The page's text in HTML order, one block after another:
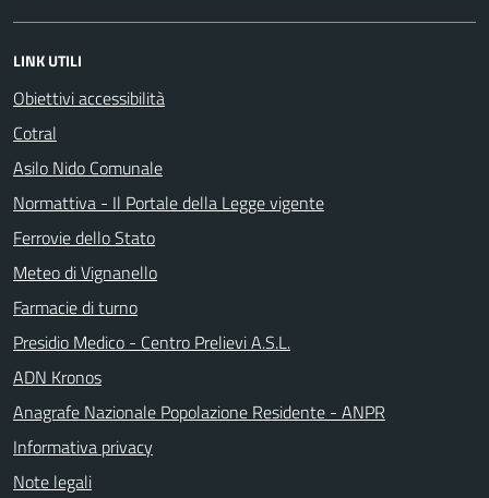
LINK UTILI
Obiettivi accessibilità
Cotral
Asilo Nido Comunale
Normattiva - Il Portale della Legge vigente
Ferrovie dello Stato
Meteo di Vignanello
Farmacie di turno
Presidio Medico - Centro Prelievi A.S.L.
ADN Kronos
Anagrafe Nazionale Popolazione Residente - ANPR
Informativa privacy
Note legali